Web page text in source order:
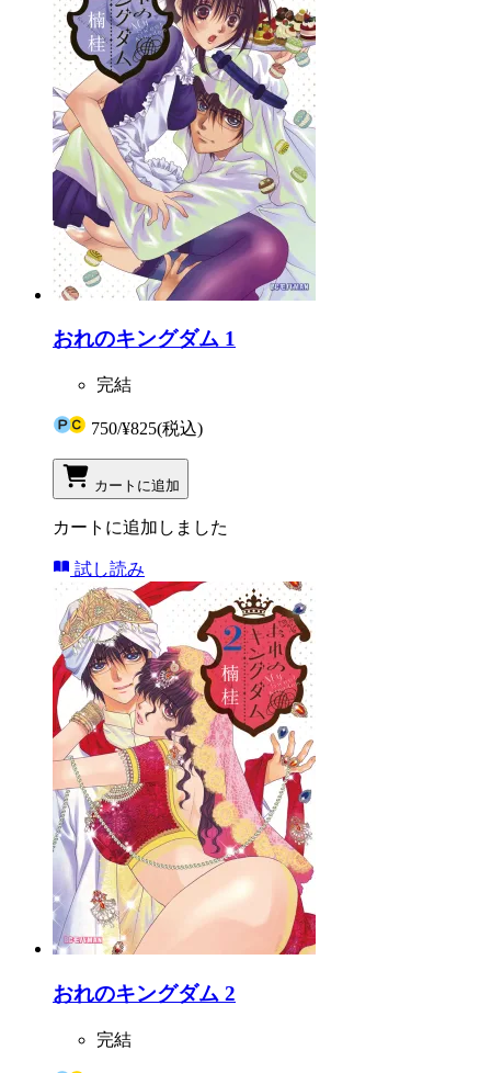
おれのキングダム 1
完結
750/¥825(税込)
カートに追加
カートに追加しました
試し読み
おれのキングダム 2
完結